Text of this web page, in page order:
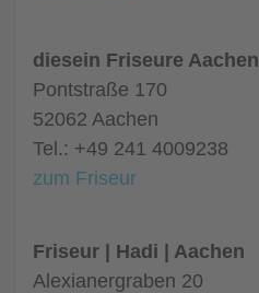
diesein Friseure Aachen
Pontstraße 170
52062 Aachen
Tel.: +49 241 4009238
zum Friseur
Friseur | Hadi | Aachen
Alexianergraben 20